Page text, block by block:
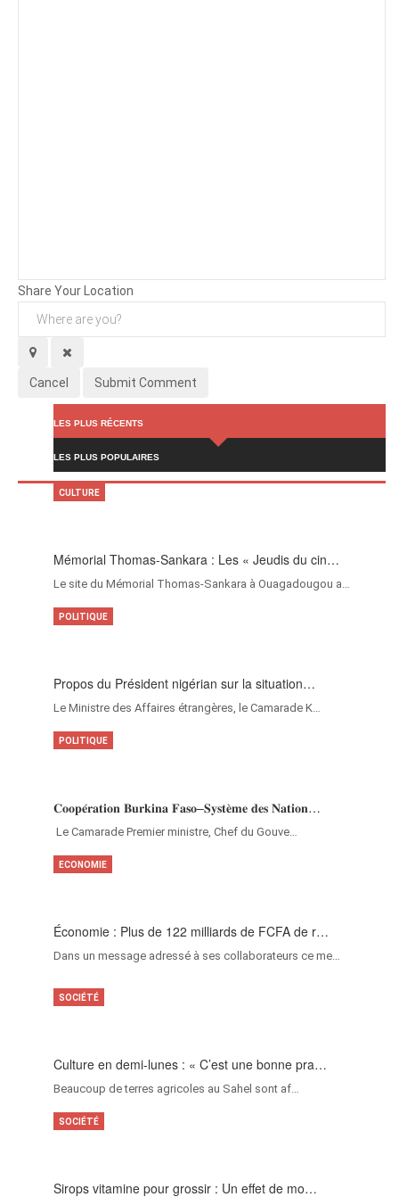
Share Your Location
Cancel Submit Comment
LES PLUS RÉCENTS
LES PLUS POPULAIRES
Mémorial Thomas-Sankara : Les « Jeudis du cin…
Le site du Mémorial Thomas-Sankara à Ouagadougou a…
CULTURE
Propos du Président nigérian sur la situation…
Le Ministre des Affaires étrangères, le Camarade K…
POLITIQUE
𝐂𝐨𝐨𝐩𝐞́𝐫𝐚𝐭𝐢𝐨𝐧 𝐁𝐮𝐫𝐤𝐢𝐧𝐚 𝐅𝐚𝐬𝐨–𝐒𝐲𝐬𝐭𝐞̀𝐦𝐞 𝐝𝐞𝐬 𝐍𝐚𝐭𝐢𝐨𝐧…
‎Le Camarade Premier ministre, Chef du Gouve…
POLITIQUE
Économie : Plus de 122 milliards de FCFA de r…
Dans un message adressé à ses collaborateurs ce me…
ECONOMIE
Culture en demi-lunes : « C’est une bonne pra…
Beaucoup de terres agricoles au Sahel sont af…
SOCIÉTÉ
Sirops vitamine pour grossir : Un effet de mo…
SOCIÉTÉ